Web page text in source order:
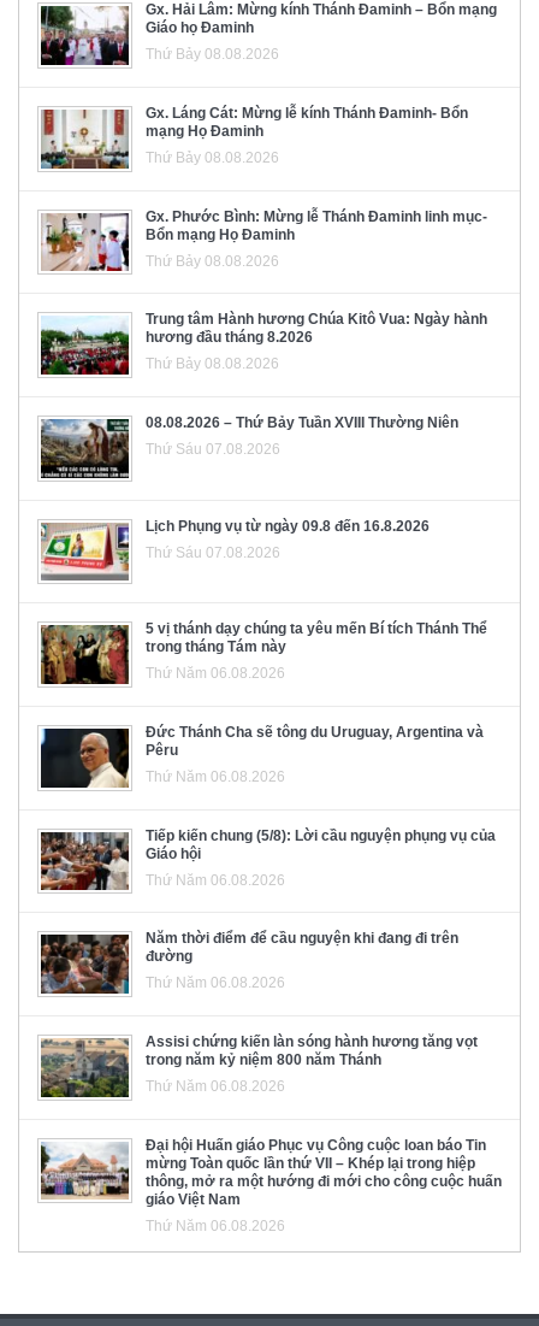
Gx. Hải Lâm: Mừng kính Thánh Đaminh – Bổn mạng
Giáo họ Đaminh
Thứ Bảy 08.08.2026
Gx. Láng Cát: Mừng lễ kính Thánh Đaminh- Bổn
mạng Họ Đaminh
Thứ Bảy 08.08.2026
Gx. Phước Bình: Mừng lễ Thánh Đaminh linh mục-
Bổn mạng Họ Đaminh
Thứ Bảy 08.08.2026
Trung tâm Hành hương Chúa Kitô Vua: Ngày hành
hương đầu tháng 8.2026
Thứ Bảy 08.08.2026
08.08.2026 – Thứ Bảy Tuần XVIII Thường Niên
Thứ Sáu 07.08.2026
Lịch Phụng vụ từ ngày 09.8 đến 16.8.2026
Thứ Sáu 07.08.2026
5 vị thánh dạy chúng ta yêu mến Bí tích Thánh Thể
trong tháng Tám này
Thứ Năm 06.08.2026
Đức Thánh Cha sẽ tông du Uruguay, Argentina và
Pêru
Thứ Năm 06.08.2026
Tiếp kiến chung (5/8): Lời cầu nguyện phụng vụ của
Giáo hội
Thứ Năm 06.08.2026
Năm thời điểm để cầu nguyện khi đang đi trên
đường
Thứ Năm 06.08.2026
Assisi chứng kiến làn sóng hành hương tăng vọt
trong năm kỷ niệm 800 năm Thánh
Thứ Năm 06.08.2026
Đại hội Huấn giáo Phục vụ Công cuộc loan báo Tin
mừng Toàn quốc lần thứ VII – Khép lại trong hiệp
thông, mở ra một hướng đi mới cho công cuộc huấn
giáo Việt Nam
Thứ Năm 06.08.2026